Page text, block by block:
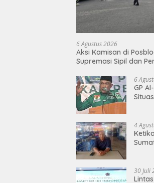
6 Agustus 2026
Aksi Kamisan di
Supremasi Sipil dan
6
GP
4
30 Juli